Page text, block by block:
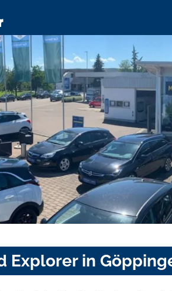
Explorer in